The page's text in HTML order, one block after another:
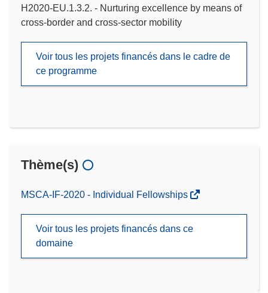
H2020-EU.1.3.2. - Nurturing excellence by means of
cross-border and cross-sector mobility
Voir tous les projets financés dans le cadre de
ce programme
Thème(s)
MSCA-IF-2020 - Individual Fellowships
Voir tous les projets financés dans ce
domaine